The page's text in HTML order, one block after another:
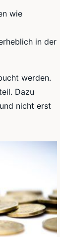
wie
in der
werden.
Dazu
nicht erst